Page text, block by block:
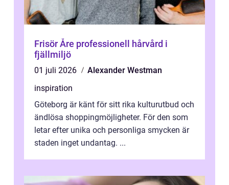
Frisör Åre professionell hårvård i
fjällmiljö
01 juli 2026
Alexander Westman
inspiration
Göteborg är känt för sitt rika kulturutbud och
ändlösa shoppingmöjligheter. För den som
letar efter unika och personliga smycken är
staden inget undantag. ...